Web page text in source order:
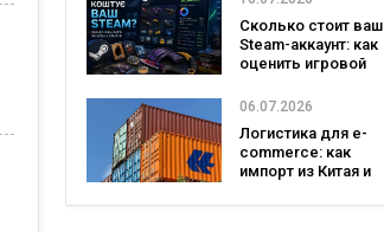
расти
Сколько стоит ваш
Steam-аккаунт: как
оценить игровой
это нужно
06.07.2026
Логистика для e-
commerce: как
импорт из Китая и
маржу бизнеса